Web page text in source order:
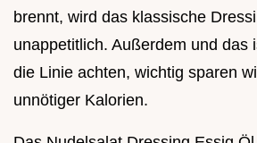
brennt, wird das klassische
unappetitlich. Außerdem und das
die Linie achten, wichtig sparen
unnötiger Kalorien.